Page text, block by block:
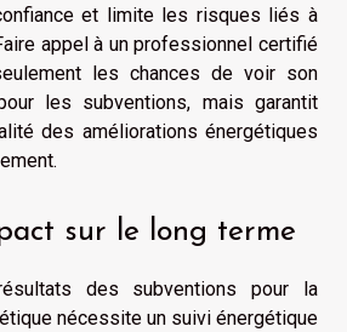
et limite les risques liés à
appel à un professionnel certifié
les chances de voir son
les subventions, mais garantit
des améliorations énergétiques
sur le long terme
des subventions pour la
nécessite un suivi énergétique